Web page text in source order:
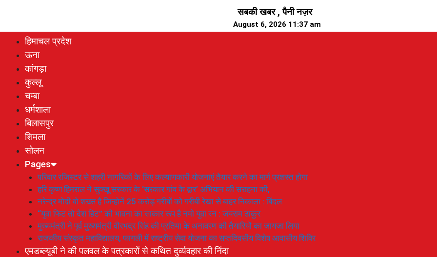
सबकी खबर , पैनी नज़र
August 6, 2026 11:37 am
हिमाचल प्रदेश
ऊना
कांगड़ा
कुल्लू
चम्बा
धर्मशाला
बिलासपुर
शिमला
सोलन
Pages
परिवार रजिस्टर से शहरी नागरिकों के लिए कल्याणकारी योजनाएं तैयार करने का मार्ग प्रशस्त होगा
हरि कृष्ण हिमराल ने सुक्खू सरकार के ‘सरकार गांव के द्वार’ अभियान की सराहना की,
नरेन्द्र मोदी वो शख्स है जिन्होनें 25 करोड़ गरीबों को गरीबी रेखा से बाहर निकाला : बिंदल
“युवा फिट तो देश हिट” की भावना का साकार रूप है नमो युवा रन : जयराम ठाकुर
मुख्यमंत्री ने पूर्व मुख्यमंत्री वीरभद्र सिंह की प्रतिमा के अनावरण की तैयारियों का जायजा लिया
राजकीय संस्कृत महाविद्यालय, फागली में राष्ट्रीय सेवा योजना का सप्तदिवसीय विशेष आवासीय शिविर
एमडब्ल्यूबी ने की पलवल के पत्रकारों से कथित दुर्व्यवहार की निंदा